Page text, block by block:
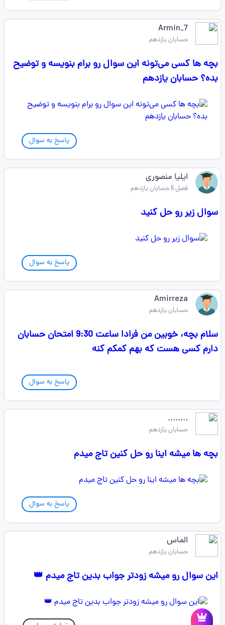
Armin_7
حسابان یازدهم
بچه ها کسی می‌تونه این سوال رو برام بنویسه و توضیح
بده؟ حسابان یازدهم
پاسخ به سوال
ایلیا منصوری
فصل 5 حسابان یازدهم
سوال زیر رو حل کنید
پاسخ به سوال
Amirreza
حسابان یازدهم
سلام بچه‌، خوبین من فرادا ساعت 9:30 امتحان حسابان
دارم کسی هست که بهم کمکم کنه
پاسخ به سوال
........
حسابان یازدهم
بچه ها میشه اینا رو حل کنین تاج میدم
پاسخ به سوال
الماس
حسابان یازدهم
این سوال رو میشه زودتر جواب بدین تاج میدم 👑